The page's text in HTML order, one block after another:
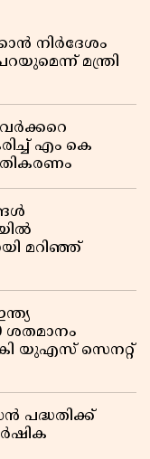
നിർദേശം
മന്ത്രി
എം കെ
മറിഞ്ഞ്
ശതമാനം
യുഎസ് സെനറ്റ്
പദ്ധതിക്ക്